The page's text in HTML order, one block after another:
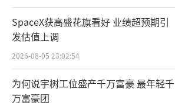
SpaceX获高盛花旗看好 业绩超预期引
发估值上调
2026-08-05 23:02:54
为何说宇树工位盛产千万富豪 最年轻千
万富豪团